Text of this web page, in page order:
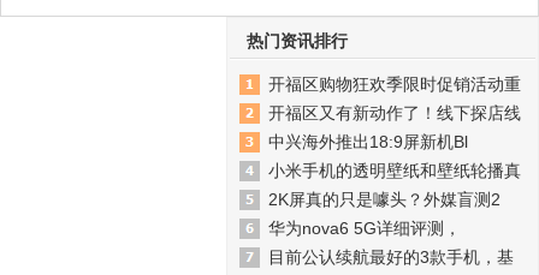
热门资讯排行
开福区购物狂欢季限时促销活动重
开福区又有新动作了！线下探店线
中兴海外推出18:9屏新机Bl
小米手机的透明壁纸和壁纸轮播真
2K屏真的只是噱头？外媒盲测2
华为nova6 5G详细评测，
目前公认续航最好的3款手机，基